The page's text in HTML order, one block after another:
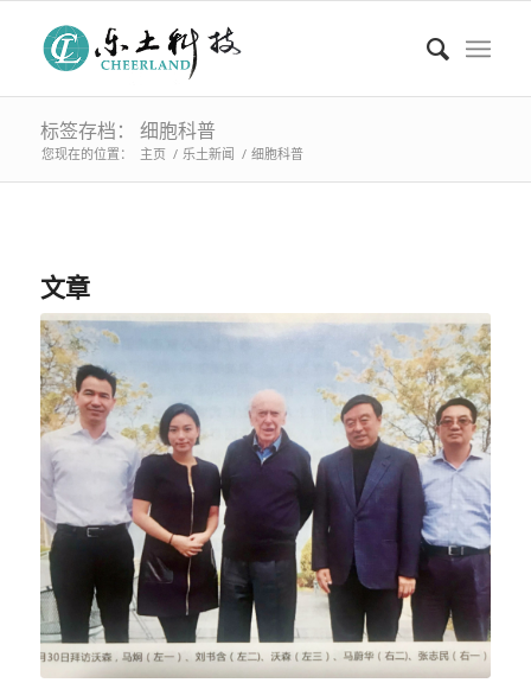
标签存档： 细胞科普
您现在的位置： 主页 / 乐土新闻 / 细胞科普
文章